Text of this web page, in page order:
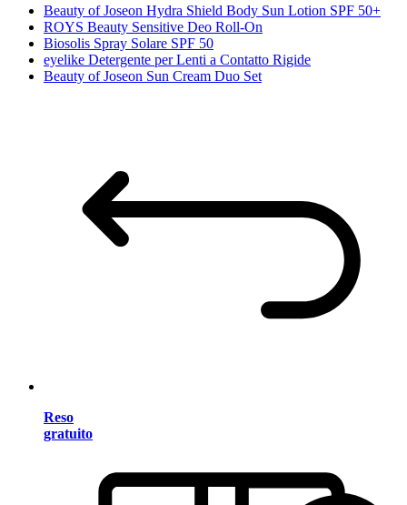
Beauty of Joseon Hydra Shield Body Sun Lotion SPF 50+
ROYS Beauty Sensitive Deo Roll-On
Biosolis Spray Solare SPF 50
eyelike Detergente per Lenti a Contatto Rigide
Beauty of Joseon Sun Cream Duo Set
Reso
gratuito